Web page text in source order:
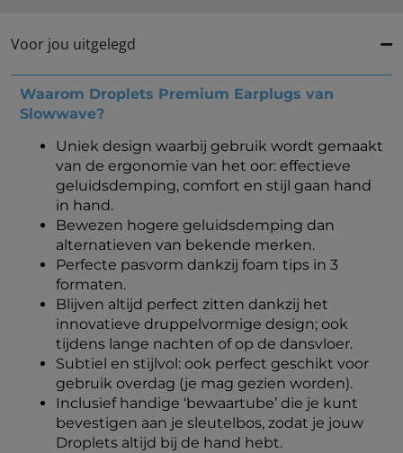
Voor jou uitgelegd
Waarom Droplets Premium Earplugs van
Slowwave?
Uniek design waarbij gebruik wordt gemaakt
van de ergonomie van het oor: effectieve
geluidsdemping, comfort en stijl gaan hand
in hand.
Bewezen hogere geluidsdemping dan
alternatieven van bekende merken.
Perfecte pasvorm dankzij foam tips in 3
formaten.
Blijven altijd perfect zitten dankzij het
innovatieve druppelvormige design; ook
tijdens lange nachten of op de dansvloer.
Subtiel en stijlvol: ook perfect geschikt voor
gebruik overdag (je mag gezien worden).
Inclusief handige ‘bewaartube’ die je kunt
bevestigen aan je sleutelbos, zodat je jouw
Droplets altijd bij de hand hebt.